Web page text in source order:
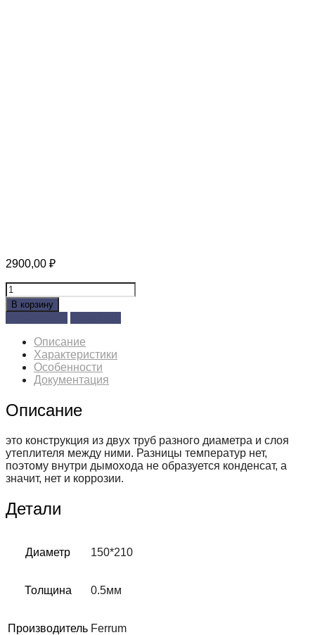
2900,00 ₽
Количество
товара
Сэндвич
1,0м.
(430/0,5мм+оц)
Ф150х210
В корзину
Описание
Характеристики
Особенности
Документация
Описание
это конструкция из двух труб разного диаметра и слоя
утеплителя между ними. Разницы температур нет,
поэтому внутри дымохода не образуется конденсат, а
значит, нет и коррозии.
Детали
Диаметр 150*210
Толщина 0.5мм
Производитель Ferrum